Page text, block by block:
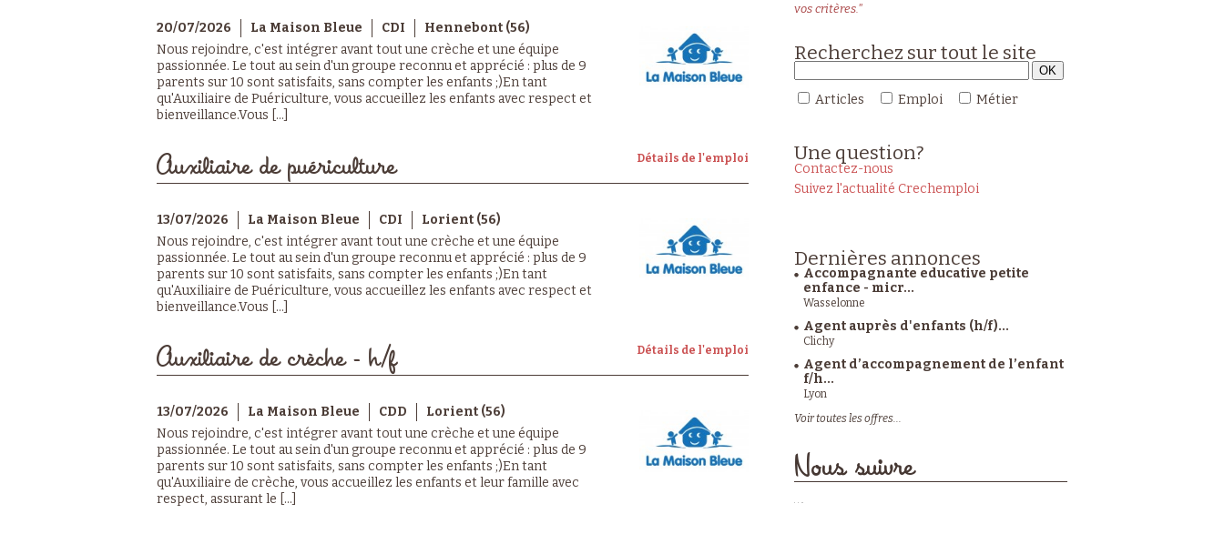
20/07/2026 La Maison Bleue CDI
Hennebont (56)
Nous rejoindre, c'est intégrer avant tout une crèche et une équipe
passionnée. Le tout au sein d'un groupe reconnu et apprécié : plus de 9
parents sur 10 sont satisfaits, sans compter les enfants ;)En tant
qu'Auxiliaire de Puériculture, vous accueillez les enfants avec respect et
bienveillance.Vous [...]
Détails de l'emploi
Auxiliaire de puériculture
13/07/2026 La Maison Bleue CDI
Lorient (56)
Nous rejoindre, c'est intégrer avant tout une crèche et une équipe
passionnée. Le tout au sein d'un groupe reconnu et apprécié : plus de 9
parents sur 10 sont satisfaits, sans compter les enfants ;)En tant
qu'Auxiliaire de Puériculture, vous accueillez les enfants avec respect et
bienveillance.Vous [...]
Détails de l'emploi
Auxiliaire de crèche - h/f
13/07/2026 La Maison Bleue CDD
Lorient (56)
Nous rejoindre, c'est intégrer avant tout une crèche et une équipe
passionnée. Le tout au sein d'un groupe reconnu et apprécié : plus de 9
parents sur 10 sont satisfaits, sans compter les enfants ;)En tant
qu'Auxiliaire de crèche, vous accueillez les enfants et leur famille avec
respect, assurant le [...]
vos critères."
Recherchez sur tout le site
Articles Emploi Métier
Une question?
Contactez-nous
Suivez l'actualité Crechemploi
Dernières annonces
Accompagnante educative petite
enfance - micr...
Wasselonne
Agent auprès d'enfants (h/f)...
Clichy
Agent d’accompagnement de l’enfant
f/h...
Lyon
Voir toutes les offres...
Nous suivre